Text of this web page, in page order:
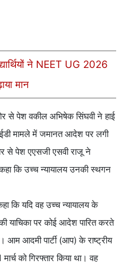
ने NEET UG 2026
मान
से पेश वकील अभिषेक सिंघवी ने हाई
मामले में जमानत आदेश पर लगी
से पेश एएसजी एसवी राजू ने
कि उच्च न्यायालय उनकी स्थगन
कि यदि वह उच्च न्यायालय के
पर कोई आदेश पारित करते
आम आदमी पार्टी (आप) के राष्ट्रीय
को गिरफ्तार किया था। वह